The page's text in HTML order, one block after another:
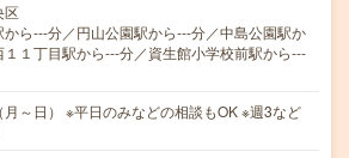
区
から---分／円山公園駅から---分／中島公園駅か
１１丁目駅から---分／資生館小学校前駅から---
月～日） ※平日のみなどの相談もOK ※週3など